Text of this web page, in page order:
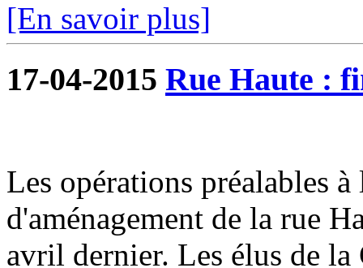
[En savoir plus]
17-04-2015 Rue Haute :
Les opérations préalables
d'aménagement de la rue
avril dernier. Les élus de la